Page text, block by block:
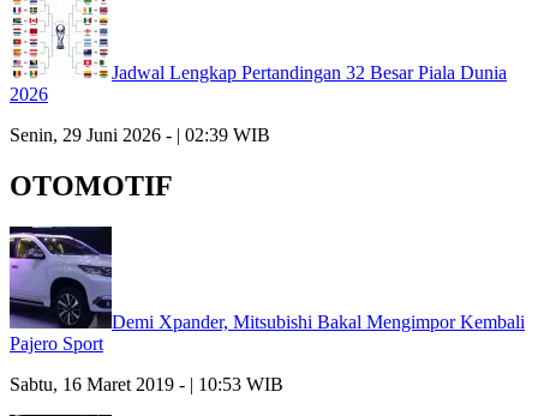
Jadwal Lengkap Pertandingan 32 Besar Piala Dunia
2026
Senin, 29 Juni 2026 - | 02:39 WIB
OTOMOTIF
Demi Xpander, Mitsubishi Bakal Mengimpor Kembali
Pajero Sport
Sabtu, 16 Maret 2019 - | 10:53 WIB